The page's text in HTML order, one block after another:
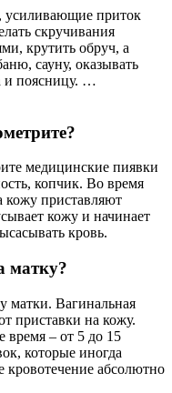
усиливающие приток
скручивания
крутить обруч, а
сауну, оказывать
и поясницу. …
медицинские пиявки
копчик. Во время
кожу приставляют
кожу и начинает
кровь.
матку?
матки. Вагинальная
приставки на кожу.
время – от 5 до 15
которые иногда
кровотечение абсолютно